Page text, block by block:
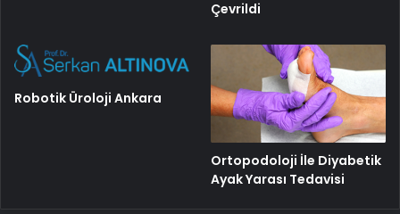
Çevrildi
Robotik Üroloji Ankara
Ortopodoloji İle Diyabetik
Ayak Yarası Tedavisi